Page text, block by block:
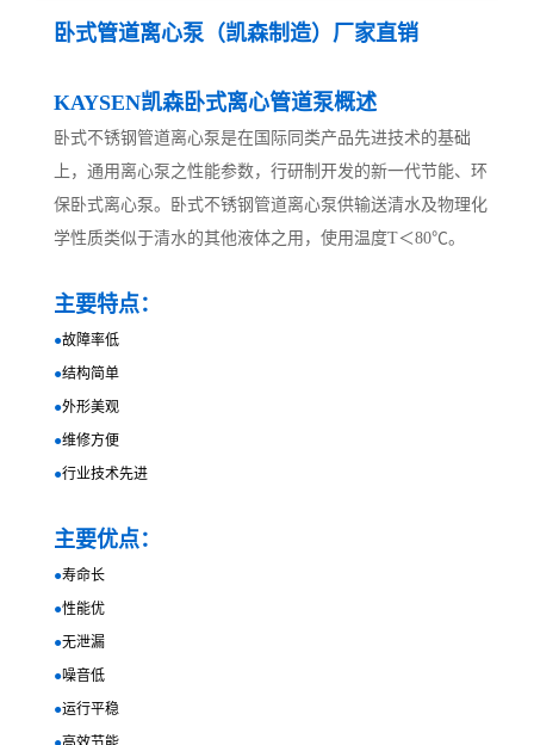
卧式管道离心泵（凯森制造）厂家直销
KAYSEN凯森卧式离心管道泵概述
卧式不锈钢管道离心泵是在国际同类产品先进技术的基础
上，通用离心泵之性能参数，行研制开发的新一代节能、环
保卧式离心泵。卧式不锈钢管道离心泵供输送清水及物理化
学性质类似于清水的其他液体之用，使用温度T＜80℃。
主要特点：
●故障率低
●结构简单
●外形美观
●维修方便
●行业技术先进
主要优点：
●寿命长
●性能优
●无泄漏
●噪音低
●运行平稳